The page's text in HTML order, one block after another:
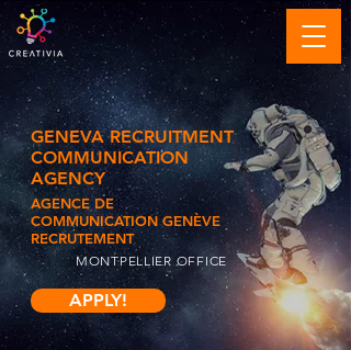
GENEVA RECRUITMENT
COMMUNICATION
AGENCY
AGENCE DE
COMMUNICATION GENÈVE
RECRUTEMENT
MONTPELLIER OFFICE
APPLY!